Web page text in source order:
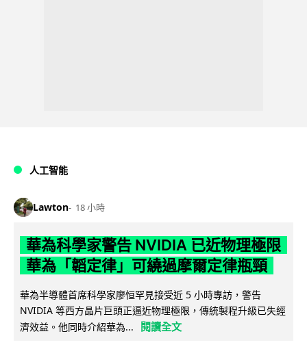
人工智能
Lawton 18 小時
華為科學家警告 NVIDIA 已近物理極限
華為「韜定律」可繞過摩爾定律瓶頸
華為半導體首席科學家廖恒罕見接受近 5 小時專訪，警告
NVIDIA 等西方晶片巨頭正逼近物理極限，傳統製程升級已失經
濟效益。他同時介紹華為...
閱讀全文